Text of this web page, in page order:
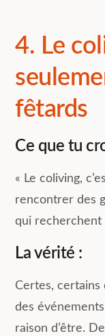
4. Le
fêtards
Ce que tu
« Le coliving,
rencontrer des
qui recherchent
La vérité :
Certes, certains
des
raison d’être.